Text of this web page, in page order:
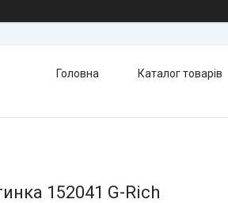
Головна Каталог товарів
152041 G-Rich